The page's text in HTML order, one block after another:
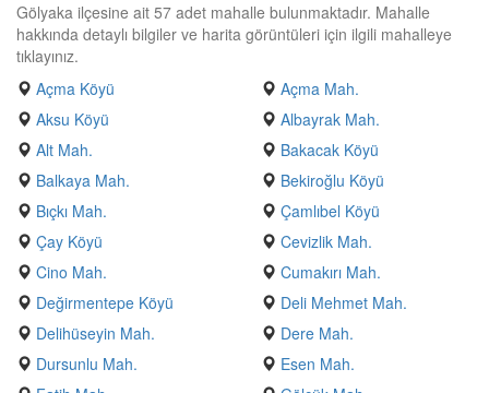
Gölyaka ilçesine ait 57 adet mahalle bulunmaktadır. Mahalle
hakkında detaylı bilgiler ve harita görüntüleri için ilgili mahalleye
tıklayınız.
Açma Köyü
Açma Mah.
Aksu Köyü
Albayrak Mah.
Alt Mah.
Bakacak Köyü
Balkaya Mah.
Bekiroğlu Köyü
Bıçkı Mah.
Çamlıbel Köyü
Çay Köyü
Cevizlik Mah.
Cino Mah.
Cumakırı Mah.
Değirmentepe Köyü
Deli Mehmet Mah.
Delihüseyin Mah.
Dere Mah.
Dursunlu Mah.
Esen Mah.